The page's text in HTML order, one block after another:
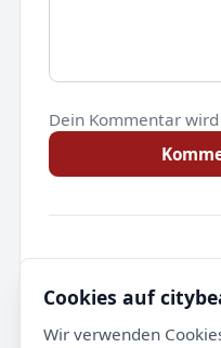
Dein Kommentar
Noch keine
Cookies auf
Wir verwenden